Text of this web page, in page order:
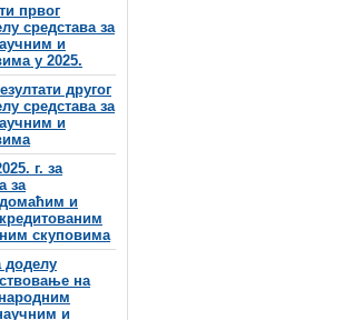
првог
средстава за
и
у 2025.
другог
средстава за
и
г. за
за
и
скуповима
доделу
на
и